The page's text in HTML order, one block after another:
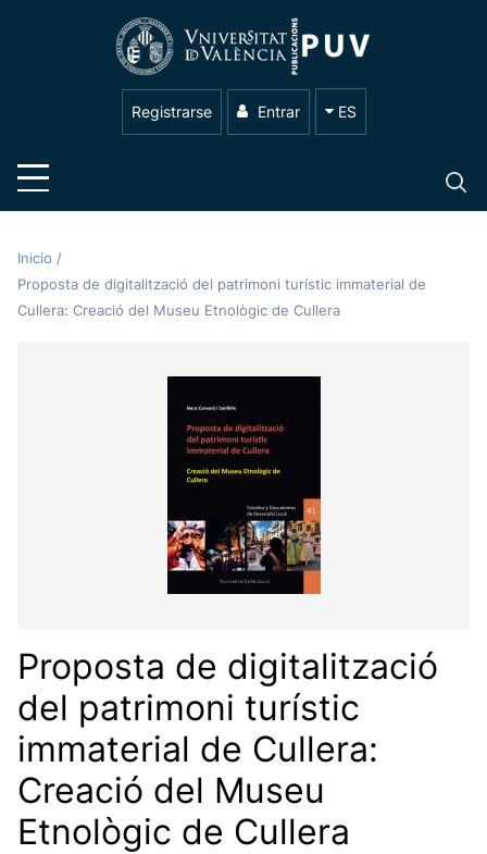
Registrarse Entrar ES
Inicio /
Proposta de digitalització del patrimoni turístic immaterial de
Cullera: Creació del Museu Etnològic de Cullera
Proposta de digitalització
del patrimoni turístic
immaterial de Cullera:
Creació del Museu
Etnològic de Cullera